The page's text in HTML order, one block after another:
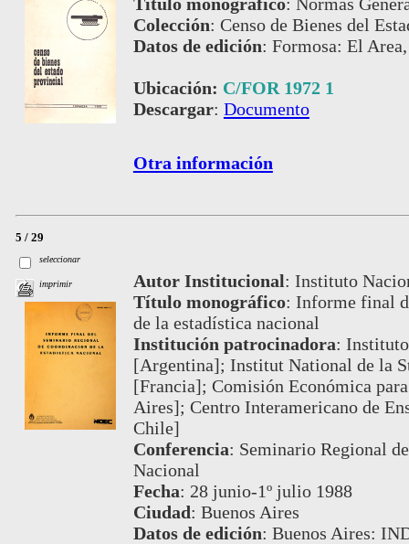
Colección: Censo de Bienes del
Datos de edición: Formosa: El
Ubicación: C/FOR 1972 1
Descargar: Documento
Otra información
5 / 29
seleccionar
imprimir Autor Institucional: Instituto
Título monográfico: Informe final
de la estadística nacional
Institución patrocinadora:
[Argentina]; Institut National de la
[Francia]; Comisión Económica
Aires]; Centro Interamericano de
Chile]
Conferencia: Seminario Regional
Nacional
Fecha: 28 junio-1º julio 1988
Ciudad: Buenos Aires
Datos de edición: Buenos Aires: